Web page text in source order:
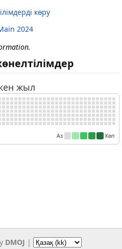
көру
2024
жыл
Аз Көп
DMOJ |